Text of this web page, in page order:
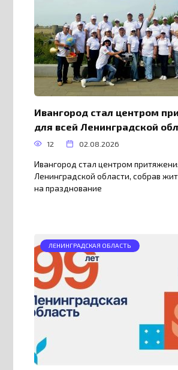
Ивангород стал центром
для всей Ленинградской
12 02.08.2026
Ивангород стал центром
Ленинградской области, собрав
на празднование
ЛЕНИНГРАДСКАЯ ОБЛАСТЬ